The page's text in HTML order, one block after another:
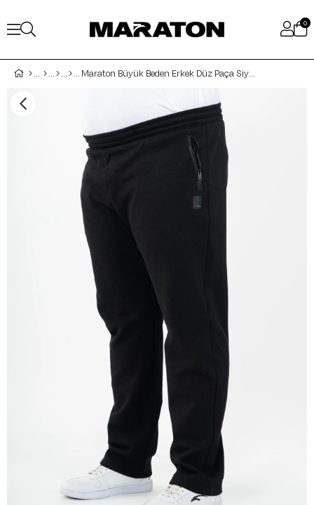
0
Maraton Büyük Beden Erkek Düz Paça Siyah Eşofman Altı